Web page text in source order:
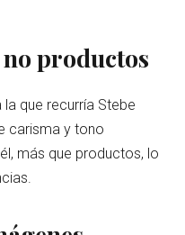
no productos
que recurría Stebe
carisma y tono
más que productos, lo